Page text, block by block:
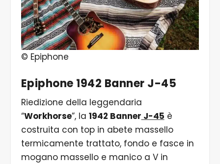
© Epiphone
Epiphone 1942 Banner J-45
Riedizione della leggendaria
“Workhorse”, la 1942 Banner J-45 è
costruita con top in abete massello
termicamente trattato, fondo e fasce in
mogano massello e manico a V in